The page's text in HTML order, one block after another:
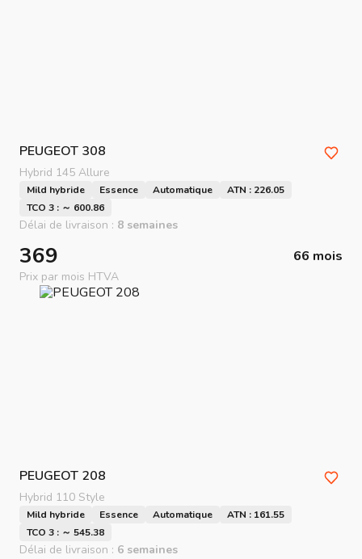
PEUGEOT 308
Hybrid 145 Allure
Mild hybride Essence Automatique
ATN : 226.05
TCO 3 : ～ 600.86
Délai de livraison : 8 semaines
369 66 mois
Prix par mois HTVA
PEUGEOT 208
Hybrid 110 Style
Mild hybride Essence Automatique
ATN : 161.55
TCO 3 : ～ 545.38
Délai de livraison : 6 semaines